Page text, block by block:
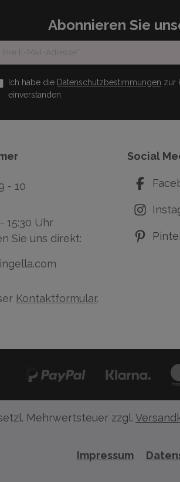
Abonnieren Sie
Ich habe die Datenschutzbestimmungen zur
einverstanden.
- 10
15:30 Uhr
Sie uns direkt:
Kontaktformular.
Social
Mehrwertsteuer zzgl.
Impressum